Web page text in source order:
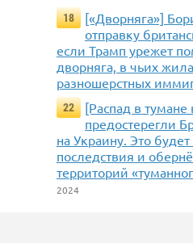
18
[«Дворняга»]
отправку
если Трамп урежет
дворняга, в чьих
разношерстных
22
[Распад в
предостерегли
на Украину. Это
последствия и
территорий
2024